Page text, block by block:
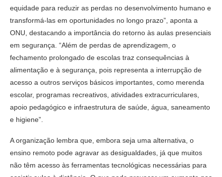
equidade para reduzir as perdas no desenvolvimento humano e
transformá-las em oportunidades no longo prazo”, aponta a
ONU, destacando a importância do retorno às aulas presenciais
em segurança. “Além de perdas de aprendizagem, o
fechamento prolongado de escolas traz consequências à
alimentação e à segurança, pois representa a interrupção de
acesso a outros serviços básicos importantes, como merenda
escolar, programas recreativos, atividades extracurriculares,
apoio pedagógico e infraestrutura de saúde, água, saneamento
e higiene”.
A organização lembra que, embora seja uma alternativa, o
ensino remoto pode agravar as desigualdades, já que muitos
não têm acesso às ferramentas tecnológicas necessárias para